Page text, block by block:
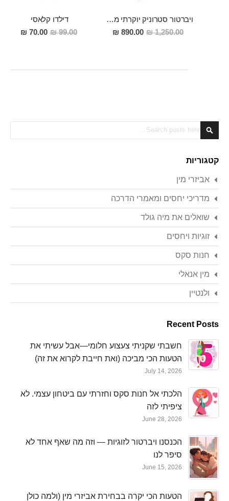
ויברטור סטרוניק יוקרתי מיוחד עם פועלת דפיקה במגע קטיפתי סופר חזק Artemis
1,250.00 ₪
מחיר
מבצע
890.00 ₪
דילדו קלאסי
99.00 ₪
מחיר
מבצע
70.00 ₪
Search
Search
קטגוריות
אביזרי מין
מדריכי יחסים ומאמרי הדרכה
שואלים את מיה גולד
זוגיות ויחסים
חנות סקס
מין אנאלי
ולנטיין
Recent Posts
חשבתי שקניתי צעצוע חלומי—אבל עשיתי את
הטעות הכי מביכה (ואת חייבת לקרוא את זה)
July 14, 2026
הלכתי אל חנות סקס וחזרתי עם ביטחון עצמי. לא
ציפיתי לזה
June 28, 2026
הכנסנו ויברטור לזוגיות — וזה מה שאף אחד לא
סיפר לנו
June 15, 2026
הטעות הכי יקרה בבחירת אביזרי מין (ולמה כולן